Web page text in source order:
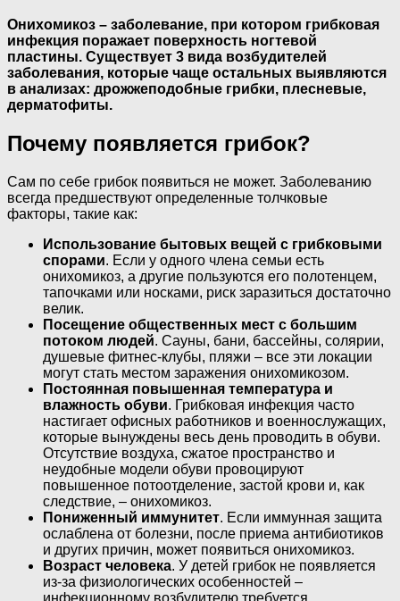
Онихомикоз – заболевание, при котором грибковая
инфекция поражает поверхность ногтевой
пластины. Существует 3 вида возбудителей
заболевания, которые чаще остальных выявляются
в анализах: дрожжеподобные грибки, плесневые,
дерматофиты.
Почему появляется грибок?
Сам по себе грибок появиться не может. Заболеванию
всегда предшествуют определенные толчковые
факторы, такие как:
Использование бытовых вещей с грибковыми
спорами. Если у одного члена семьи есть
онихомикоз, а другие пользуются его полотенцем,
тапочками или носками, риск заразиться достаточно
велик.
Посещение общественных мест с большим
потоком людей. Сауны, бани, бассейны, солярии,
душевые фитнес-клубы, пляжи – все эти локации
могут стать местом заражения онихомикозом.
Постоянная повышенная температура и
влажность обуви. Грибковая инфекция часто
настигает офисных работников и военнослужащих,
которые вынуждены весь день проводить в обуви.
Отсутствие воздуха, сжатое пространство и
неудобные модели обуви провоцируют
повышенное потоотделение, застой крови и, как
следствие, – онихомикоз.
Пониженный иммунитет. Если иммунная защита
ослаблена от болезни, после приема антибиотиков
и других причин, может появиться онихомикоз.
Возраст человека. У детей грибок не появляется
из-за физиологических особенностей –
инфекционному возбудителю требуется